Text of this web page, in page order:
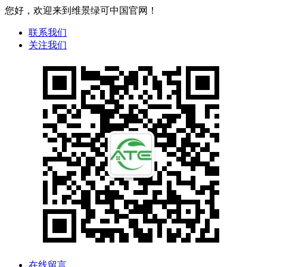
您好，欢迎来到维景绿可中国官网！
联系我们
关注我们
在线留言